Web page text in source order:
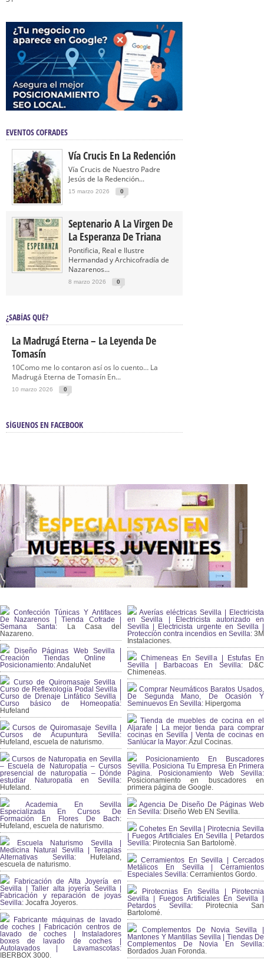
EVENTOS COFRADES
Vía Crucis En La Redención
Vía Crucis de Nuestro Padre
Jesús de la Redención...
15 marzo 2026 0
Septenario A La Virgen De
La Esperanza De Triana
Pontificia, Real e Ilustre
Hermandad y Archicofradía de
Nazarenos...
8 marzo 2026 0
¿SABÍAS QUÉ?
La Madrugá Eterna – La Leyenda De
Tomasín
10Como me lo contaron así os lo cuento… La
Madrugá Eterna de Tomasín En...
10 marzo 2026 0
SÍGUENOS EN FACEBOOK
Confección Túnicas Y Antifaces
De Nazarenos | Tienda Cofrade |
Semana Santa: La Casa del
Nazareno.
Diseño Páginas Web Sevilla |
Creación Tiendas Online |
Posicionamiento:AndaluNet
Curso de Quiromasaje Sevilla |
Curso de Reflexología Podal Sevilla |
Curso de Drenaje Linfático Sevilla |
Curso básico de Homeopatía:
Hufeland
Cursos de Quiromasaje Sevilla |
Cursos de Acupuntura Sevilla:
Hufeland, escuela de naturismo.
Cursos de Naturopatia en Sevilla
– Escuela de Naturopatía – Cursos
presencial de naturopatía – Dónde
estudiar Naturopatía en Sevilla:
Hufeland.
Academia En Sevilla
Especializada En Cursos De
Formación En Flores De Bach:
Hufeland, escuela de naturismo.
Escuela Naturismo Sevilla |
Medicina Natural Sevilla | Terapias
Alternativas Sevilla: Hufeland,
escuela de naturismo.
Fabricación de Alta Joyería en
Sevilla | Taller alta joyería Sevilla |
Fabricación y reparación de joyas
Sevilla: Jocafra Joyeros.
Fabricante máquinas de lavado
de coches | Fabricación centros de
lavado de coches | Instaladores
boxes de lavado de coches |
Autolavados | Lavamascotas:
IBERBOX 3000.
Averías eléctricas Sevilla | Electricista
en Sevilla | Electricista autorizado en
Sevilla | Electricista urgente en Sevilla |
Protección contra incendios en Sevilla:3M
Instalaciones.
Chimeneas En Sevilla | Estufas En
Sevilla | Barbacoas En Sevilla:D&C
Chimeneas.
Comprar Neumáticos Baratos Usados,
De Segunda Mano, De Ocasión Y
Seminuevos En Sevilla: Hipergoma
Tienda de muebles de cocina en el
Aljarafe | La mejor tienda para comprar
cocinas en Sevilla | Venta de cocinas en
Sanlúcar la Mayor:Azul Cocinas.
Posicionamiento En Buscadores
Sevilla. Posiciona Tu Empresa En Primera
Página. Posicionamiento Web Sevilla:
Posicionamiento en buscadores en
primera página de Google.
Agencia De Diseño De Páginas Web
En Sevilla: Diseño Web EN Sevilla.
Cohetes En Sevilla | Pirotecnia Sevilla
| Fuegos Artificiales En Sevilla | Petardos
Sevilla: Pirotecnia San Bartolomé.
Cerramientos En Sevilla | Cercados
Metálicos En Sevilla | Cerramientos
Especiales Sevilla: Cerramientos Gordo.
Pirotecnias En Sevilla | Pirotecnia
Sevilla | Fuegos Artificiales En Sevilla |
Petardos Sevilla: Pirotecnia San
Bartolomé.
Complementos De Novia Sevilla |
Mantones Y Mantillas Sevilla | Tiendas De
Complementos De Novia En Sevilla:
Bordados Juan Foronda.